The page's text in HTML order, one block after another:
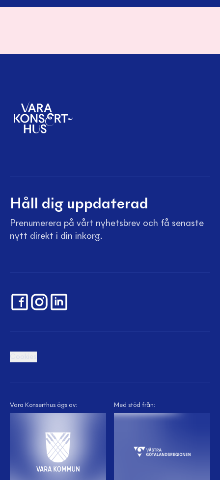
Håll dig uppdaterad
Prenumerera på vårt nyhetsbrev och få senaste
nytt direkt i din inkorg.
Vara Konserthus ägs av: Med stöd från: